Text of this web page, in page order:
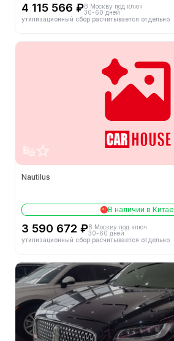
4 115 566 ₽В Москву под ключ
30-60 дней
утилизационный сбор расчитывается отдельно
Nautilus
В наличии в Китае
3 590 672 ₽В Москву под ключ
30-60 дней
утилизационный сбор расчитывается отдельно